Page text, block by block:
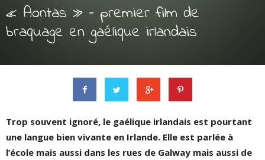
« Aontas » – premier film de
braquage en gaélique irlandais
Trop souvent ignoré, le gaélique irlandais est pourtant
une langue bien vivante en Irlande. Elle est parlée à
l’école mais aussi dans les rues de Galway mais aussi de